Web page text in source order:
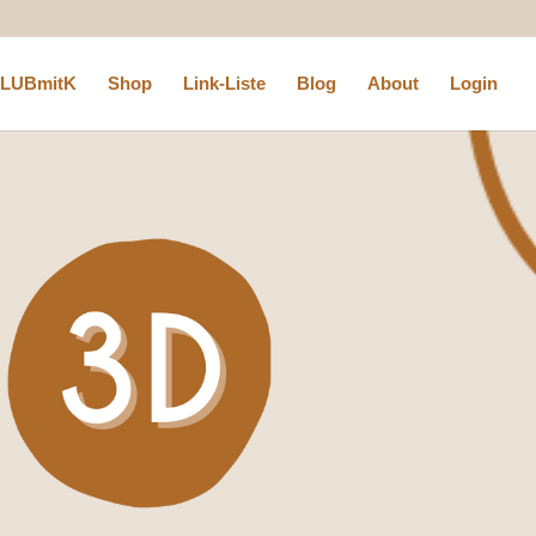
Shop Link-Liste Blog About Login